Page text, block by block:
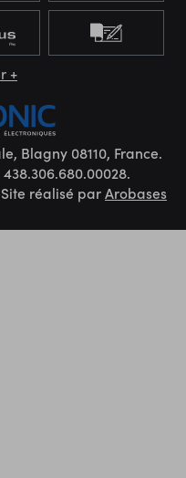
+
Blagny 08110, France.
réalisé parArobases